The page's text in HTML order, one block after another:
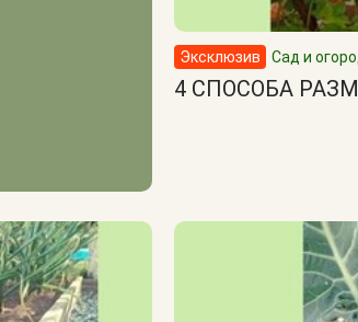
Эксклюзив Сад и
4 СПОСОБА